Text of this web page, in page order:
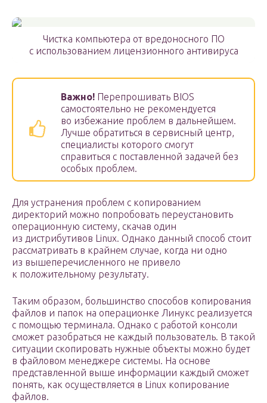
Чистка компьютера от вредоносного ПО
с использованием лицензионного антивируса
Важно! Перепрошивать BIOS
самостоятельно не рекомендуется
во избежание проблем в дальнейшем.
Лучше обратиться в сервисный центр,
специалисты которого смогут
справиться с поставленной задачей без
особых проблем.
Для устранения проблем с копированием
директорий можно попробовать переустановить
операционную систему, скачав один
из дистрибутивов Linux. Однако данный способ стоит
рассматривать в крайнем случае, когда ни одно
из вышеперечисленного не привело
к положительному результату.
Таким образом, большинство способов копирования
файлов и папок на операционке Линукс реализуется
с помощью терминала. Однако с работой консоли
сможет разобраться не каждый пользователь. В такой
ситуации скопировать нужные объекты можно будет
в файловом менеджере системы. На основе
представленной выше информации каждый сможет
понять, как осуществляется в Linux копирование
файлов.